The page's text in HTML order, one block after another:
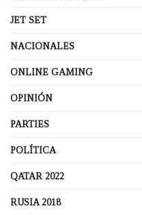
JET SET
NACIONALES
ONLINE GAMING
OPINIÓN
PARTIES
POLÍTICA
QATAR 2022
RUSIA 2018